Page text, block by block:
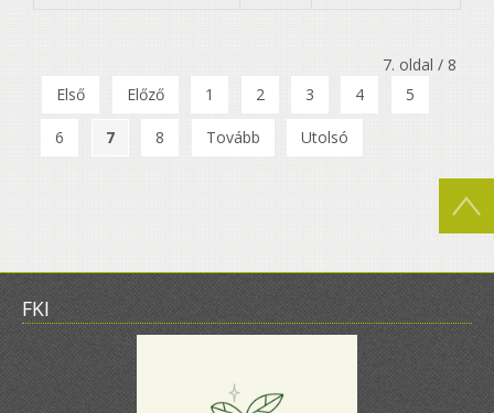
7. oldal / 8
Első
Előző 1 2 3 4 5
6 7 8 Tovább Utolsó
FKI